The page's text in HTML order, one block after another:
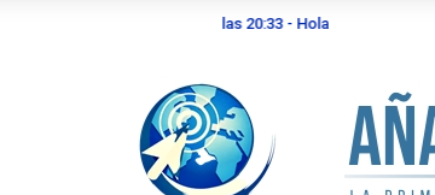
de 2026 y son las 20:33 - Hola